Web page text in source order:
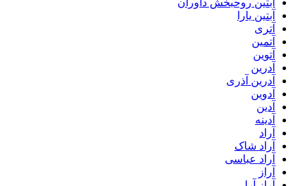
آبتین روحبخش داوران
آبتین یارا
آتری
آتمین
آتوین
آدرین
آدرین آذری
آدوین
آدین
آدینه
آراد
آراد شاک
آراد عباسی
آراز